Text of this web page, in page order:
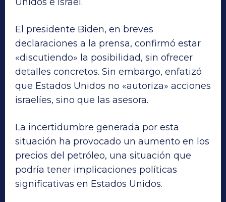
El presidente Biden, en breves
declaraciones a la prensa, confirmó estar
«discutiendo» la posibilidad, sin ofrecer
detalles concretos. Sin embargo, enfatizó
que Estados Unidos no «autoriza» acciones
israelíes, sino que las asesora.
La incertidumbre generada por esta
situación ha provocado un aumento en los
precios del petróleo, una situación que
podría tener implicaciones políticas
significativas en Estados Unidos.